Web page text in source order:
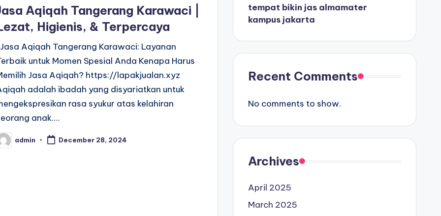
Aqiqah Tangerang Karawaci |
Higienis, & Terpercaya
Aqiqah Tangerang Karawaci: Layanan
untuk Momen Spesial Anda Kenapa Harus
Jasa Aqiqah? https://lapakjualan.xyz
adalah ibadah yang disyariatkan untuk
rasa syukur atas kelahiran
anak.…
admin December 28, 2024
tempat bikin jas almamater
kampus jakarta
Recent Comments
No comments to show.
Archives
April 2025
March 2025